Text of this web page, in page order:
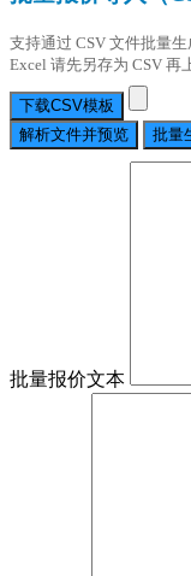
支持通过 CSV 文件批量
Excel 请先另存为 CSV 再
下载CSV模板
解析文件并预览
批量
批量报价文本